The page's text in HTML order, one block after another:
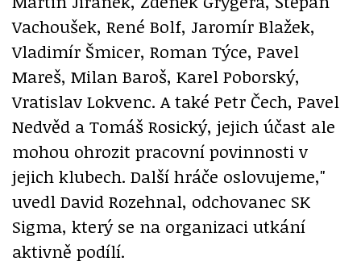
Vachoušek, René Bolf, Jaromír Blažek,
Vladimír Šmicer, Roman Týce, Pavel
Mareš, Milan Baroš, Karel Poborský,
Vratislav Lokvenc. A také Petr Čech, Pavel
Nedvěd a Tomáš Rosický, jejich účast ale
mohou ohrozit pracovní povinnosti v
jejich klubech. Další hráče oslovujeme,"
uvedl David Rozehnal, odchovanec SK
Sigma, který se na organizaci utkání
aktivně podílí.